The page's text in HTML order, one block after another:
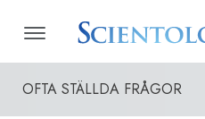
OFTA STÄLLDA FRÅGOR